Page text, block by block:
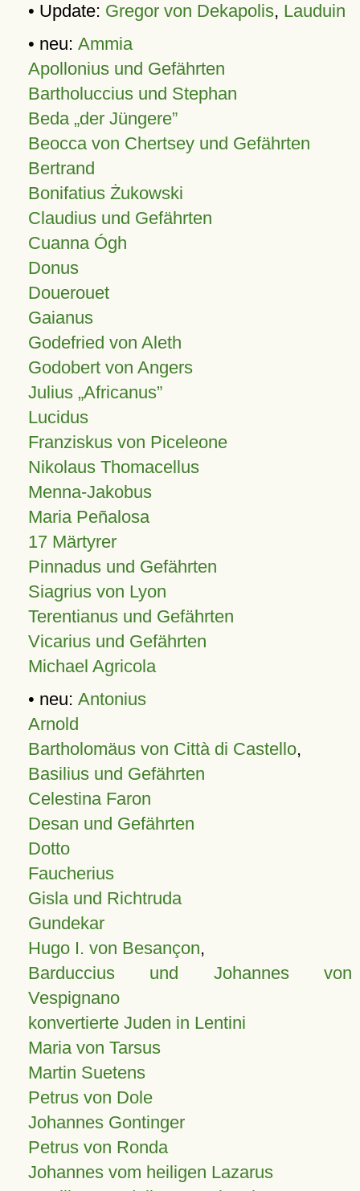
• Update: Gregor von Dekapolis, Lauduin
• neu: Ammia
Apollonius und Gefährten
Bartholuccius und Stephan
Beda „der Jüngere”
Beocca von Chertsey und Gefährten
Bertrand
Bonifatius Żukowski
Claudius und Gefährten
Cuanna Ógh
Donus
Douerouet
Gaianus
Godefried von Aleth
Godobert von Angers
Julius Africanus
Lucidus
Franziskus von Piceleone
Nikolaus Thomacellus
Menna-Jakobus
Maria Peñalosa
17 Märtyrer
Pinnadus und Gefährten
Siagrius von Lyon
Terentianus und Gefährten
Vicarius und Gefährten
Michael Agricola
• neu: Antonius
Arnold
Bartholomäus von Città di Castello,
Basilius und Gefährten
Celestina Faron
Desan und Gefährten
Dotto
Faucherius
Gisla und Richtruda
Gundekar
Hugo I. von Besançon,
Barduccius und Johannes von
Vespignano
konvertierte Juden in Lentini
Maria von Tarsus
Martin Suetens
Petrus von Dole
Johannes Gontinger
Petrus von Ronda
Johannes vom heiligen Lazarus